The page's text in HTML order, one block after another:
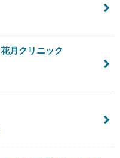
花月クリニック